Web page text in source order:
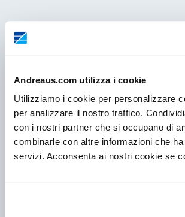
Andreaus.com utilizza i cookie
Utilizziamo i cookie per personalizzare
per analizzare il nostro traffico.
con i nostri partner che si occupano di
combinarle con altre informazioni che
servizi. Acconsenta ai nostri cookie se